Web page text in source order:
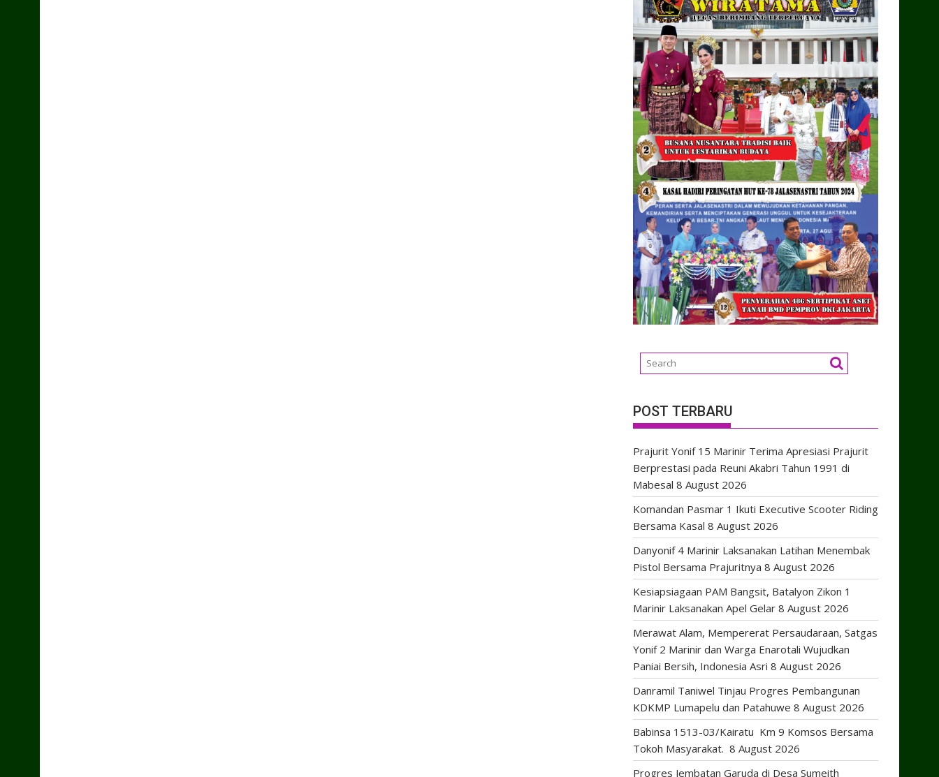
POST TERBARU
Prajurit Yonif 15 Marinir Terima Apresiasi Prajurit
Berprestasi pada Reuni Akabri Tahun 1991 di
Mabesal 8 August 2026
Komandan Pasmar 1 Ikuti Executive Scooter Riding
Bersama Kasal 8 August 2026
Danyonif 4 Marinir Laksanakan Latihan Menembak
Pistol Bersama Prajuritnya 8 August 2026
Kesiapsiagaan PAM Bangsit, Batalyon Zikon 1
Marinir Laksanakan Apel Gelar 8 August 2026
Merawat Alam, Mempererat Persaudaraan, Satgas
Yonif 2 Marinir dan Warga Enarotali Wujudkan
Paniai Bersih, Indonesia Asri 8 August 2026
Danramil Taniwel Tinjau Progres Pembangunan
KDKMP Lumapelu dan Patahuwe 8 August 2026
Babinsa 1513-03/Kairatu Km 9 Komsos Bersama
Tokoh Masyarakat. 8 August 2026
Progres Jembatan Garuda di Desa Sumeith